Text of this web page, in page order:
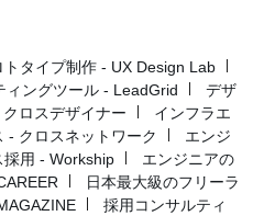
トタイプ制作 - UX Design Lab
ィングツール - LeadGrid
デザ
ロスデザイナー
インフラエ
- クロスネットワーク
エンジ
採用 - Workship
エンジニアの
日本最大級のフリーラ
採用コンサルティ